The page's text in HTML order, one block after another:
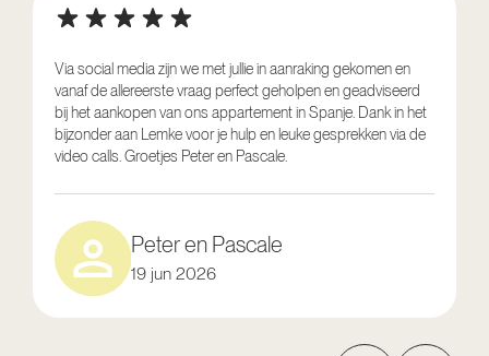
Via social media zijn we met jullie in aanraking gekomen en
vanaf de allereerste vraag perfect geholpen en geadviseerd
bij het aankopen van ons appartement in Spanje. Dank in het
bijzonder aan Lemke voor je hulp en leuke gesprekken via de
video calls. Groetjes Peter en Pascale.
Peter en Pascale
19 jun 2026